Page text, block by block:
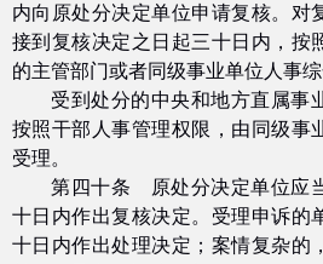
内向原处分决定单位申请复核。对
接到复核决定之日起三十日内，按
的主管部门或者同级事业单位人事
受到处分的中央和地方直属事
按照干部人事管理权限，由同级事
受理。
第四十条 原处分决定单位应
十日内作出复核决定。受理申诉的
十日内作出处理决定；案情复杂的